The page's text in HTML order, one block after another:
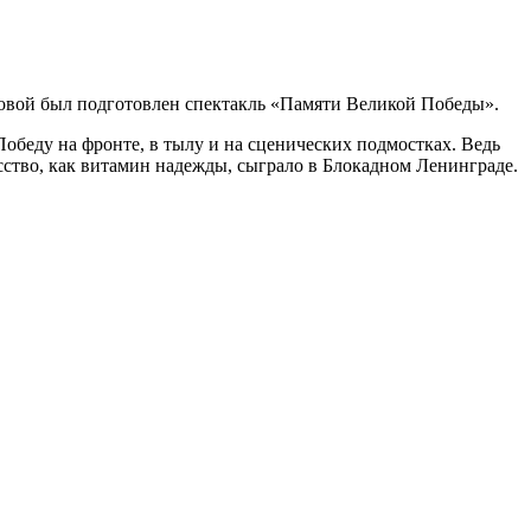
был подготовлен спектакль «Памяти Великой Победы».
на фронте, в тылу и на сценических подмостках. Ведь
как витамин надежды, сыграло в Блокадном Ленинграде.